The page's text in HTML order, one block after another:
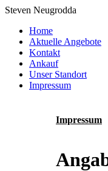
Steven Neugrodda
Home
Aktuelle Angebote
Kontakt
Ankauf
Unser Standort
Impressum
Impressum